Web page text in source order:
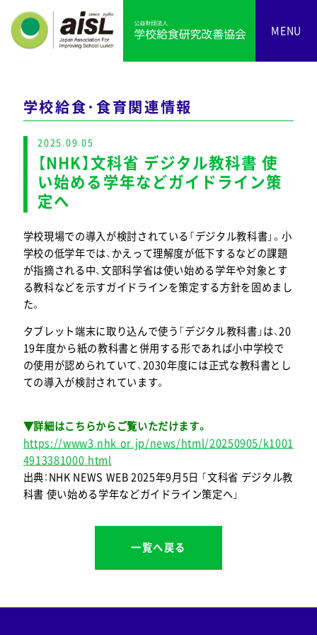
MENU
学校給食・食育関連情報
2025.09.05
【NHK】文科省 デジタル教科書 使
い始める学年などガイドライン策
定へ
学校現場での導入が検討されている「デジタル教科書」。小
学校の低学年では、かえって理解度が低下するなどの課題
が指摘される中、文部科学省は使い始める学年や対象とす
る教科などを示すガイドラインを策定する方針を固めまし
た。
タブレット端末に取り込んで使う「デジタル教科書」は、20
19年度から紙の教科書と併用する形であれば小中学校で
の使用が認められていて、2030年度には正式な教科書とし
ての導入が検討されています。
▼詳細はこちらからご覧いただけます。
https://www3.nhk.or.jp/news/html/20250905/k1001
4913381000.html
出典：NHK NEWS WEB 2025年9月5日 「文科省 デジタル教
科書 使い始める学年などガイドライン策定へ」
一覧へ戻る